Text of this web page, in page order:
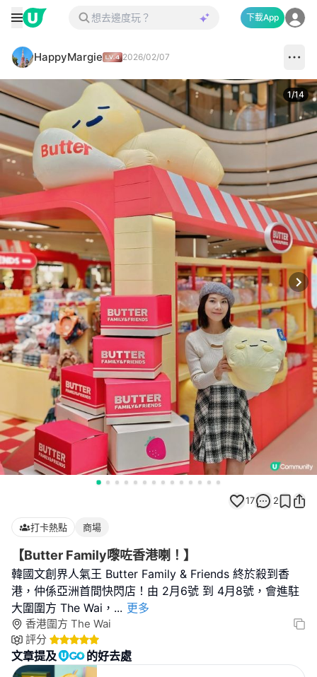
下載App
HappyMargie 2026/02/07
1/14
17 2
打卡熱點 商場
【Butter Family嚟咗香港喇！】
韓國文創界人氣王 Butter Family & Friends 終於殺到香
港，仲係亞洲首間快閃店！由 2月6號 到 4月8號，會進駐
大圍圍方 The Wai， ... 更多
香港圍方 The Wai
評分
文章提及 的好去處